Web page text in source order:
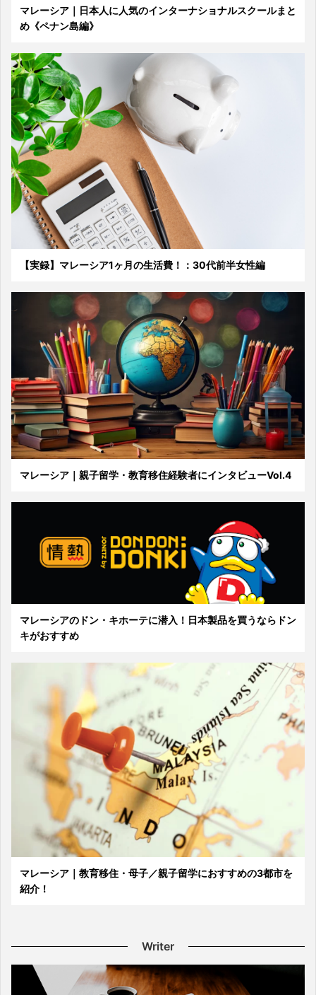
マレーシア｜日本人に人気のインターナショナルスクールまと
め《ペナン島編》
【実録】マレーシア1ヶ月の生活費！：30代前半女性編
マレーシア｜親子留学・教育移住経験者にインタビューVol.4
マレーシアのドン・キホーテに潜入！日本製品を買うならドン
キがおすすめ
マレーシア｜教育移住・母子／親子留学におすすめの3都市を
紹介！
Writer